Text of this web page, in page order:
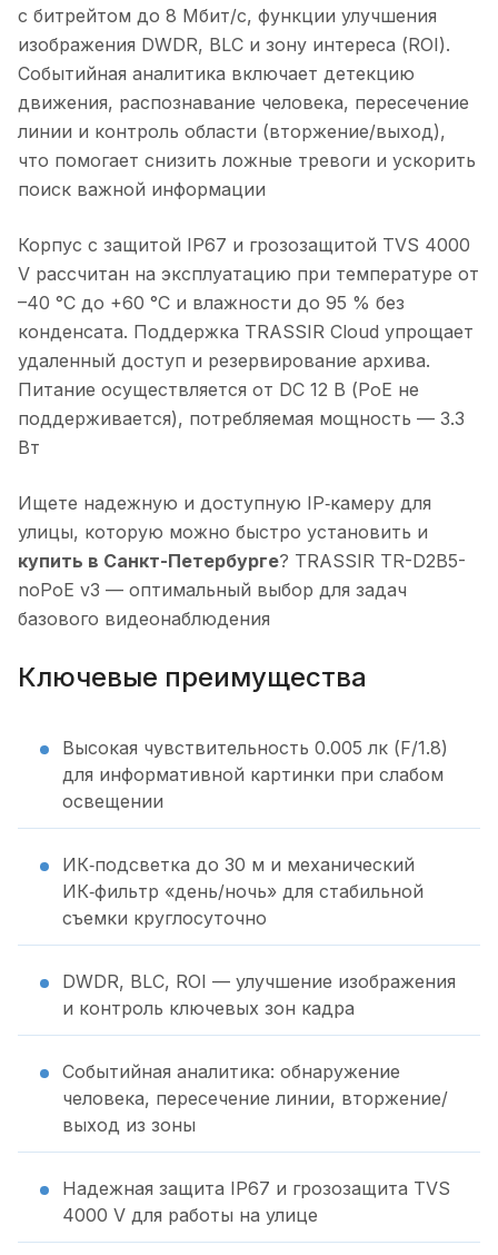
с битрейтом до 8 Мбит/с, функции улучшения
изображения DWDR, BLC и зону интереса (ROI).
Событийная аналитика включает детекцию
движения, распознавание человека, пересечение
линии и контроль области (вторжение/выход),
что помогает снизить ложные тревоги и ускорить
поиск важной информации
Корпус с защитой IP67 и грозозащитой TVS 4000
V рассчитан на эксплуатацию при температуре от
–40 °C до +60 °C и влажности до 95 % без
конденсата. Поддержка TRASSIR Cloud упрощает
удаленный доступ и резервирование архива.
Питание осуществляется от DC 12 В (PoE не
поддерживается), потребляемая мощность — 3.3
Вт
Ищете надежную и доступную IP‑камеру для
улицы, которую можно быстро установить и
купить в Санкт-Петербурге? TRASSIR TR-D2B5-
noPoE v3 — оптимальный выбор для задач
базового видеонаблюдения
Ключевые преимущества
Высокая чувствительность 0.005 лк (F/1.8)
для информативной картинки при слабом
освещении
ИК‑подсветка до 30 м и механический
ИК‑фильтр «день/ночь» для стабильной
съемки круглосуточно
DWDR, BLC, ROI — улучшение изображения
и контроль ключевых зон кадра
Событийная аналитика: обнаружение
человека, пересечение линии, вторжение/
выход из зоны
Надежная защита IP67 и грозозащита TVS
4000 V для работы на улице